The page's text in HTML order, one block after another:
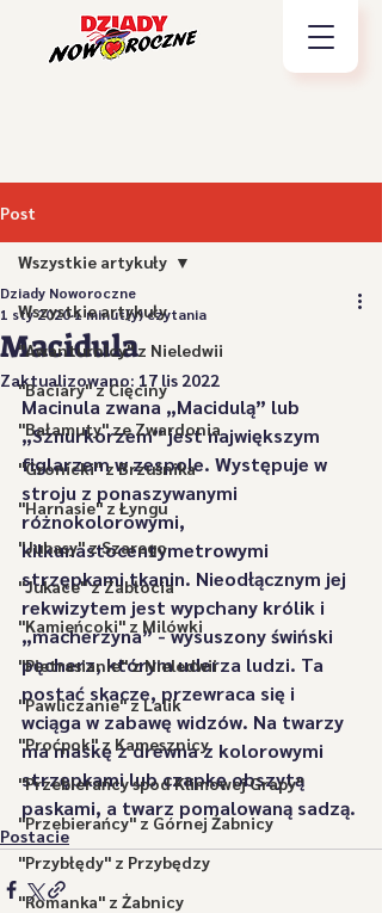
Post
Wszystkie artykuły
"Awanturnicy" z Nieledwii
"Baciary" z Cięciny
"Bałamuty" ze Zwardonia
"Gronicki" z Brzuśnika
"Harnasie" z Łyngu
"Juhasy" z Szarego
"Jukace" z Zabłocia
"Kamieńcoki" z Milówki
"Pietrasianie" z Nieledwii
"Pawliczanie" z Lalik
"Proćpok" z Kamesznicy
"Przebierańcy spod Klimowej Grapy"
"Przebierańcy" z Górnej Żabnicy
"Przybłędy" z Przybędzy
"Romanka" z Żabnicy
Wszystkie artykuły
Macidula
Dziady Noworoczne
1 sty 20201 minut(y) czytania
Zaktualizowano: 17 lis 2022
Macinula zwana „Macidulą” lub
„Sznurkorzem” jest największym
figlarzem w zespole. Występuje w
stroju z ponaszywanymi
różnokolorowymi,
kilkunastocentymetrowymi
strzępkami tkanin. Nieodłącznym jej
rekwizytem jest wypchany królik i
„macherzyna” - wysuszony świński
pęcherz, którym uderza ludzi. Ta
postać skacze, przewraca się i
wciąga w zabawę widzów. Na twarzy
ma maskę z drewna z kolorowymi
strzępkami lub czapkę obszytą
paskami, a twarz pomalowaną sadzą.
Postacie